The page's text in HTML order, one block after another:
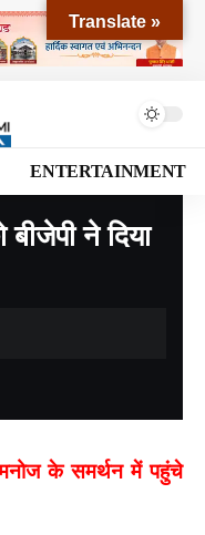
ENTERTAINMENT
> घोटालों में लिप्त नेताओं को बीजेपी ने दिया संरक्षण : हरीश रावत
ने दिया
मनोज के समर्थन में पहुंचे
Translate »